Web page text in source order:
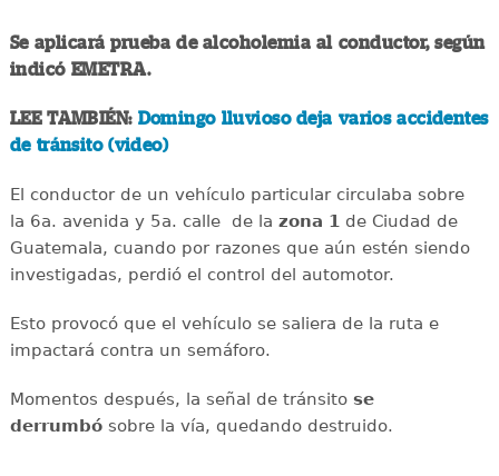
Se aplicará prueba de alcoholemia al conductor, según
indicó EMETRA.
LEE TAMBIÉN: Domingo lluvioso deja varios accidentes
de tránsito (video)
El conductor de un vehículo particular circulaba sobre
la 6a. avenida y 5a. calle de la zona 1de Ciudad de
Guatemala, cuando por razones que aún estén siendo
investigadas, perdió el control del automotor.
Esto provocó que el vehículo se saliera de la ruta e
impactará contra un semáforo.
Momentos después, la señal de tránsitose
derrumbósobre la vía, quedando destruido.